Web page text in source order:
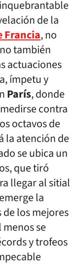
de la
Francia, no
también
actuaciones
ímpetu y
París, donde
contra
octavos de
la atención de
se ubica un
que tiró
llegar al sitial
la
de los mejores
se
y trofeos